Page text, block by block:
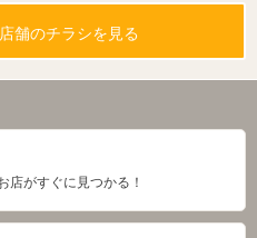
舗のチラシを見る
店がすぐに見つかる！